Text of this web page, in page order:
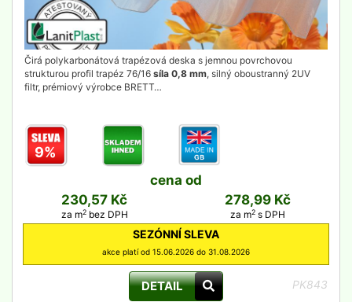
Čirá polykarbonátová trapézová deska s jemnou povrchovou
strukturou profil trapéz 76/16 síla 0,8 mm, silný oboustranný 2UV
filtr, prémiový výrobce BRETT…
9%
cena od
230,57 Kč
za m2bez DPH
278,99 Kč
za m2 s DPH
SEZÓNNÍ SLEVA
akce platí od 15.06.2026 do 31.08.2026
DETAIL PK843